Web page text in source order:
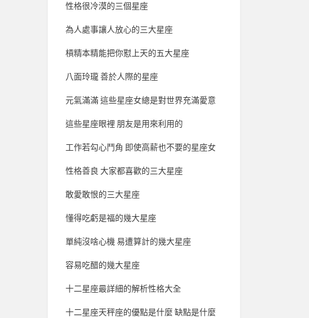
性格很冷漠的三個星座
為人處事讓人放心的三大星座
槓精本精能把你懟上天的五大星座
八面玲瓏 善於人際的星座
元氣滿滿 這些星座女總是對世界充滿愛意
這些星座眼裡 朋友是用來利用的
工作若勾心鬥角 即使高薪也不要的星座女
性格善良 大家都喜歡的三大星座
敢愛敢恨的三大星座
懂得吃虧是福的幾大星座
單純沒啥心機 易遭算計的幾大星座
容易吃醋的幾大星座
十二星座最詳細的解析性格大全
十二星座天秤座的優點是什麼 缺點是什麼